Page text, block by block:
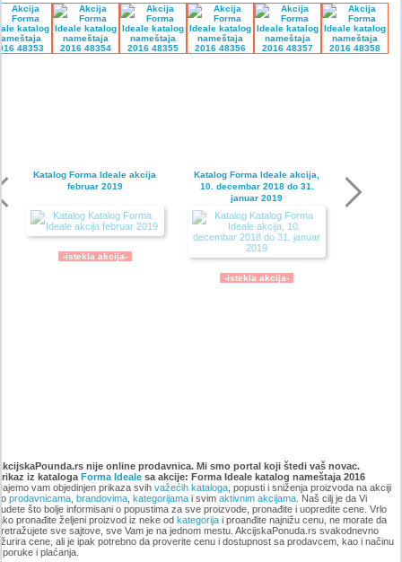
Katalog Forma Ideale akcija
februar 2019
-istekla akcija-
Katalog Forma Ideale akcija,
10. decembar 2018 do 31.
januar 2019
-istekla akcija-
namestaja, akcija 6. novembar
do 9. decembar 2018
-istekla akcija-
oktobar 2018
-istekla akcija-
nije online prodavnica. Mi smo portal koji štedi vaš novac.
iz kataloga Forma Idealesa akcije: Forma Ideale katalog nameštaja 2016
vam objedinjen prikaza svih važećih kataloga, popusti i sniženja proizvoda na akciji
prodavnicama, brandovima, kategorijamai svim aktivnim akcijama. Naš cilj je da Vi
što bolje informisani o popustima za sve proizvode, pronađite i uopredite cene. Vrlo
pronađite željeni proizvod iz neke od kategorijai proanđite najnižu cenu, ne morate da
sve sajtove, sve Vam je na jednom mestu. AkcijskaPonuda.rs svakodnevno
cene, ali je ipak potrebno da proverite cenu i dostupnost sa prodavcem, kao i načinu
i plaćanja.